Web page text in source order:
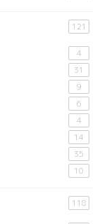
121
4
31
9
6
4
14
35
10
118